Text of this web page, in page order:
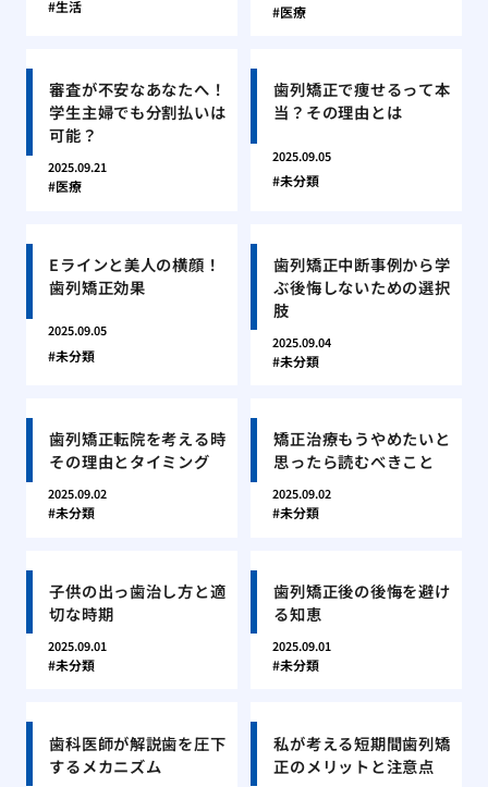
生活 医療
審査が不安なあなたへ！
学生主婦でも分割払いは
可能？
2025.09.21
医療
歯列矯正で痩せるって本
当？その理由とは
2025.09.05
未分類
Eラインと美人の横顔！
歯列矯正効果
2025.09.05
未分類
歯列矯正中断事例から学
ぶ後悔しないための選択
肢
2025.09.04
未分類
歯列矯正転院を考える時
その理由とタイミング
2025.09.02
未分類
矯正治療もうやめたいと
思ったら読むべきこと
2025.09.02
未分類
子供の出っ歯治し方と適
切な時期
2025.09.01
未分類
歯列矯正後の後悔を避け
る知恵
2025.09.01
未分類
歯科医師が解説歯を圧下
するメカニズム
私が考える短期間歯列矯
正のメリットと注意点